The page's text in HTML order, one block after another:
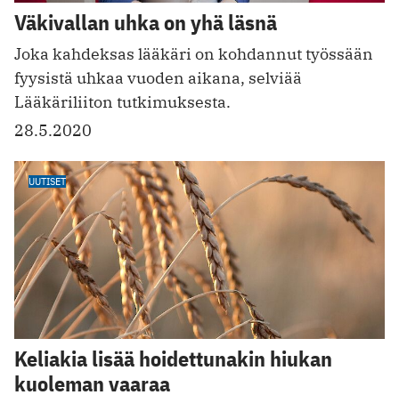
Väkivallan uhka on yhä läsnä
Joka kahdeksas lääkäri on kohdannut työssään
fyysistä uhkaa vuoden aikana, selviää
Lääkäriliiton tutkimuksesta.
28.5.2020
UUTISET
Keliakia lisää hoidettunakin hiukan
kuoleman vaaraa